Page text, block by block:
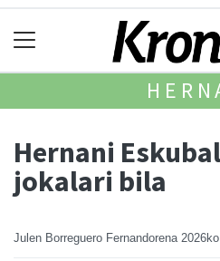
Hernani
jokalari bila
Julen Borreguero Fernandorena